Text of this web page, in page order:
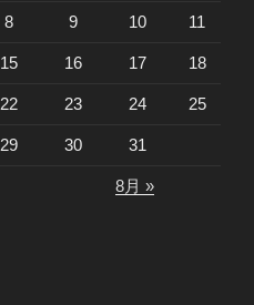
8 9 10 11
15 16 17 18
22 23 24 25
29 30 31
8月 »